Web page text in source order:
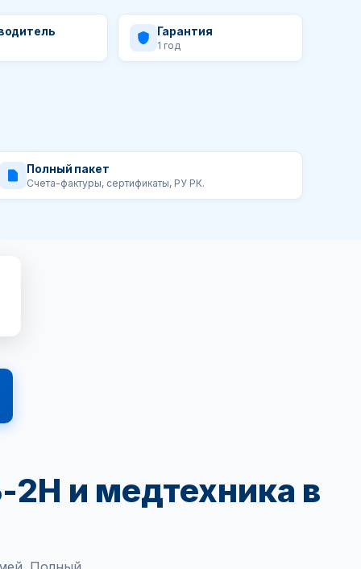
Гарантия
1 год
Полный пакет
Счета-фактуры, сертификаты, РУ РК.
2Н и медтехника в